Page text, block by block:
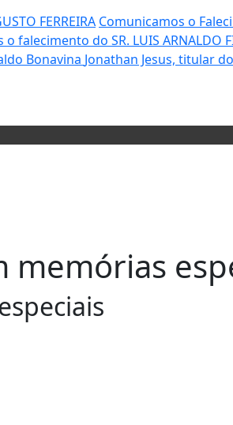
FERREIRA Comunicamos o
falecimento do SR. LUIS ARNALDO
Bonavina Jonathan Jesus, titular